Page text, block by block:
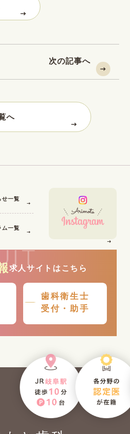
次の記事へ
へ
せ一覧
ム一覧
求人サイトはこちら
歯科衛生士
受付・助手